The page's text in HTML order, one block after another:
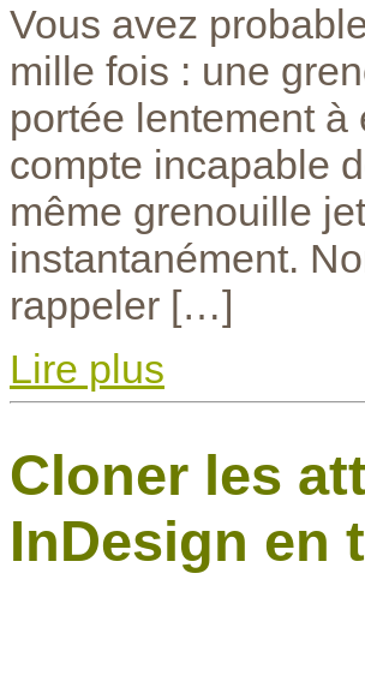
Vous avez
mille fois : une
portée lentement à
compte incapable
même grenouille
instantanément.
rappeler […]
Lire plus
Cloner les
InDesign en